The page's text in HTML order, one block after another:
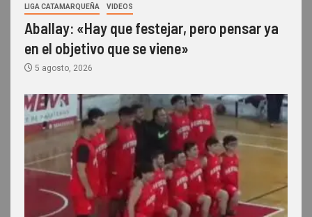
LIGA CATAMARQUEÑA VIDEOS
Aballay: «Hay que festejar, pero pensar ya
en el objetivo que se viene»
5 agosto, 2026